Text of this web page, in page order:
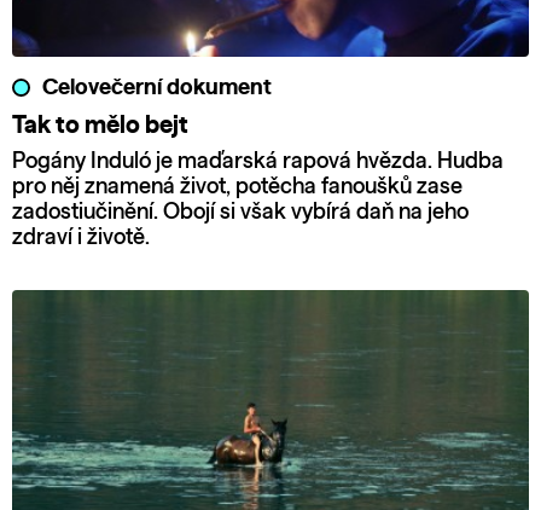
Celovečerní dokument
Tak to mělo bejt
Pogány Induló je maďarská rapová hvězda. Hudba
pro něj znamená život, potěcha fanoušků zase
zadostiučinění. Obojí si však vybírá daň na jeho
zdraví i životě.